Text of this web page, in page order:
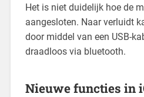
Het is niet duidelijk hoe de
aangesloten. Naar verluidt
door middel van een USB-
draadloos via bluetooth.
Nieuwe functies in